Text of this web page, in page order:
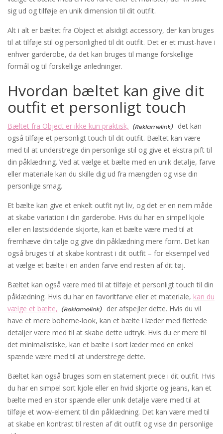
sig ud og tilføje en unik dimension til dit outfit.
Alt i alt er bæltet fra Object et alsidigt accessory, der kan bruges
til at tilføje stil og personlighed til dit outfit. Det er et must-have i
enhver garderobe, da det kan bruges til mange forskellige
formål og til forskellige anledninger.
Hvordan bæltet kan give dit
outfit et personligt touch
Bæltet fra Object er ikke kun praktisk,
det kan
også tilføje et personligt touch til dit outfit. Bæltet kan være
med til at understrege din personlige stil og give et ekstra pift til
din påklædning. Ved at vælge et bælte med en unik detalje, farve
eller materiale kan du skille dig ud fra mængden og vise din
personlige smag.
Et bælte kan give et enkelt outfit nyt liv, og det er en nem måde
at skabe variation i din garderobe. Hvis du har en simpel kjole
eller en løstsiddende skjorte, kan et bælte være med til at
fremhæve din talje og give din påklædning mere form. Det kan
også bruges til at skabe kontrast i dit outfit – for eksempel ved
at vælge et bælte i en anden farve end resten af dit tøj.
Bæltet kan også være med til at tilføje et personligt touch til din
påklædning. Hvis du har en favoritfarve eller et materiale, kan du
vælge et bælte,
der afspejler dette. Hvis du vil
have et mere boheme-look, kan et bælte i læder med flettede
detaljer være med til at skabe dette udtryk. Hvis du er mere til
det minimalistiske, kan et bælte i sort læder med en enkel
spænde være med til at understrege dette.
Bæltet kan også bruges som en statement piece i dit outfit. Hvis
du har en simpel sort kjole eller en hvid skjorte og jeans, kan et
bælte med en stor spænde eller unik detalje være med til at
tilføje et wow-element til din påklædning. Det kan være med til
at skabe en kontrast til resten af dit outfit og vise din personlige